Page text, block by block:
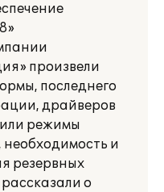
произвели
последнего
драйверов
режимы
необходимость и
резервных
о